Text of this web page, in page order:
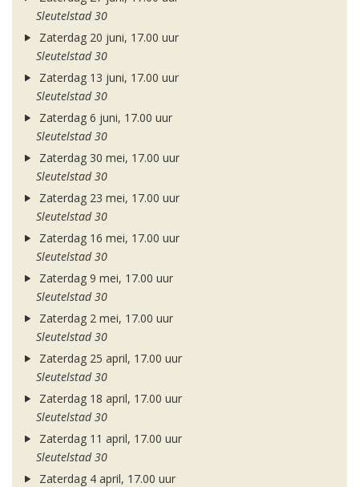
Sleutelstad 30
Zaterdag 20 juni, 17.00 uur
Sleutelstad 30
Zaterdag 13 juni, 17.00 uur
Sleutelstad 30
Zaterdag 6 juni, 17.00 uur
Sleutelstad 30
Zaterdag 30 mei, 17.00 uur
Sleutelstad 30
Zaterdag 23 mei, 17.00 uur
Sleutelstad 30
Zaterdag 16 mei, 17.00 uur
Sleutelstad 30
Zaterdag 9 mei, 17.00 uur
Sleutelstad 30
Zaterdag 2 mei, 17.00 uur
Sleutelstad 30
Zaterdag 25 april, 17.00 uur
Sleutelstad 30
Zaterdag 18 april, 17.00 uur
Sleutelstad 30
Zaterdag 11 april, 17.00 uur
Sleutelstad 30
Zaterdag 4 april, 17.00 uur